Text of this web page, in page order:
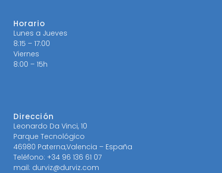
Horario
Lunes a Jueves
8:15 – 17:00
Viernes
8:00 – 15h
Dirección
Leonardo Da Vinci, 10
Parque Tecnológico
46980 Paterna,Valencia – España
Teléfono: +34 96 136 61 07
mail: durviz@durviz.com